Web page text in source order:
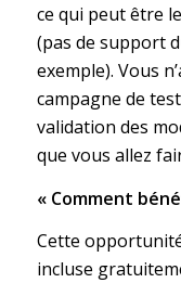
ce qui peut être
(pas de support
exemple). Vous
campagne de
validation des
que vous allez
« Comment
Cette
incluse